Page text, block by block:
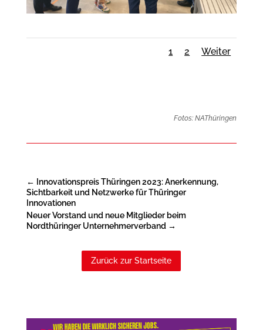
1 2 Weiter
Fotos: NAThüringen
←
Innovationspreis Thüringen 2023: Anerkennung,
Sichtbarkeit und Netzwerke für Thüringer
Innovationen
Neuer Vorstand und neue Mitglieder beim
Nordthüringer Unternehmerverband→
Zurück zur Startseite